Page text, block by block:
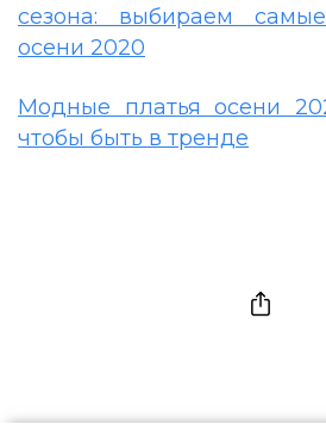
сезона: выбираем
осени 2020
Модные платья осени
чтобы быть в тренде